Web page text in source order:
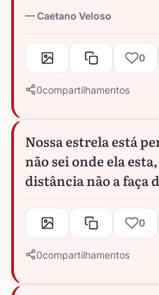
Caetano Veloso
0
0compartilhamentos
Nossa estrela está
não sei onde ela
distância não a faça
0
0compartilhamentos